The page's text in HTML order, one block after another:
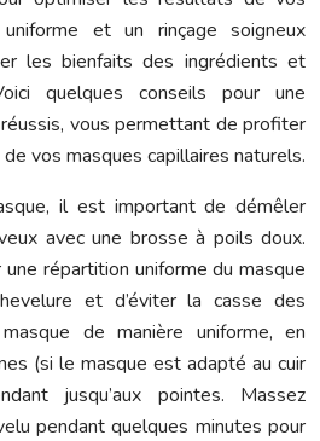
et un rinçage soigneux
les bienfaits des ingrédients et
quelques conseils pour une
vous permettant de profiter
vos masques capillaires naturels.
il est important de démêler
avec une brosse à poils doux.
une répartition uniforme du masque
et d’éviter la casse des
de manière uniforme, en
(si le masque est adapté au cuir
jusqu’aux pointes. Massez
pendant quelques minutes pour